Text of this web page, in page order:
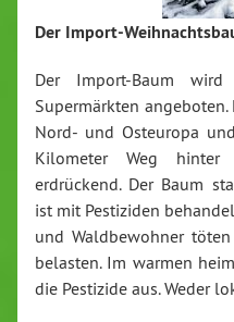
Der Import-
Der Import-Baum
Supermärkten
Nord- und Osteuropa
Kilometer Weg
erdrückend. Der Baum
ist mit Pestiziden
und Waldbewohner
belasten. Im warmen
die Pestizide aus. Weder